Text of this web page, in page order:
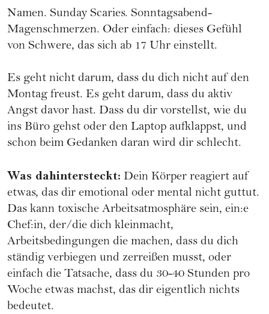
Namen. Sunday Scaries. Sonntagsabend-
Magenschmerzen. Oder einfach: dieses Gefühl
von Schwere, das sich ab 17 Uhr einstellt.
Es geht nicht darum, dass du dich nicht auf den
Montag freust. Es geht darum, dass du aktiv
Angst davor hast. Dass du dir vorstellst, wie du
ins Büro gehst oder den Laptop aufklappst, und
schon beim Gedanken daran wird dir schlecht.
Was dahintersteckt: Dein Körper reagiert auf
etwas, das dir emotional oder mental nicht guttut.
Das kann toxische Arbeitsatmosphäre sein, ein:e
Chef:in, der/die dich kleinmacht,
Arbeitsbedingungen die machen, dass du dich
ständig verbiegen und zerreißen musst, oder
einfach die Tatsache, dass du 30-40 Stunden pro
Woche etwas machst, das dir eigentlich nichts
bedeutet.